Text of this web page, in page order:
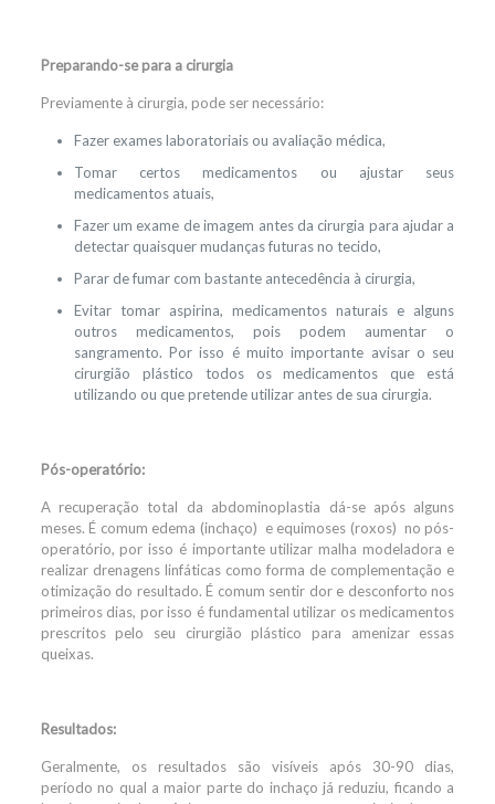
Preparando-se para a cirurgia
Previamente à cirurgia, pode ser necessário:
Fazer exames laboratoriais ou avaliação médica,
Tomar certos medicamentos ou ajustar seus
medicamentos atuais,
Fazer um exame de imagem antes da cirurgia para ajudar a
detectar quaisquer mudanças futuras no tecido,
Parar de fumar com bastante antecedência à cirurgia,
Evitar tomar aspirina, medicamentos naturais e alguns
outros medicamentos, pois podem aumentar o
sangramento. Por isso é muito importante avisar o seu
cirurgião plástico todos os medicamentos que está
utilizando ou que pretende utilizar antes de sua cirurgia.
Pós-operatório:
A recuperação total da abdominoplastia dá-se após alguns
meses. É comum edema (inchaço) e equimoses (roxos) no pós-
operatório, por isso é importante utilizar malha modeladora e
realizar drenagens linfáticas como forma de complementação e
otimização do resultado. É comum sentir dor e desconforto nos
primeiros dias, por isso é fundamental utilizar os medicamentos
prescritos pelo seu cirurgião plástico para amenizar essas
queixas.
Resultados:
Geralmente, os resultados são visíveis após 30-90 dias,
período no qual a maior parte do inchaço já reduziu, ficando a